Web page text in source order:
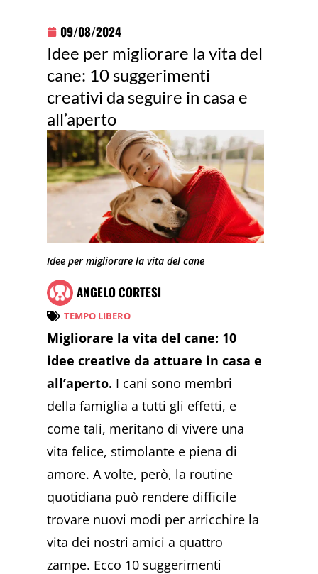
09/08/2024
Idee per migliorare la vita del
cane: 10 suggerimenti
creativi da seguire in casa e
all’aperto
Idee per migliorare la vita del cane
ANGELO CORTESI
TEMPO LIBERO
Migliorare la vita del cane: 10
idee creative da attuare in casa e
all’aperto. I cani sono membri
della famiglia a tutti gli effetti, e
come tali, meritano di vivere una
vita felice, stimolante e piena di
amore. A volte, però, la routine
quotidiana può rendere difficile
trovare nuovi modi per arricchire la
vita dei nostri amici a quattro
zampe. Ecco 10 suggerimenti